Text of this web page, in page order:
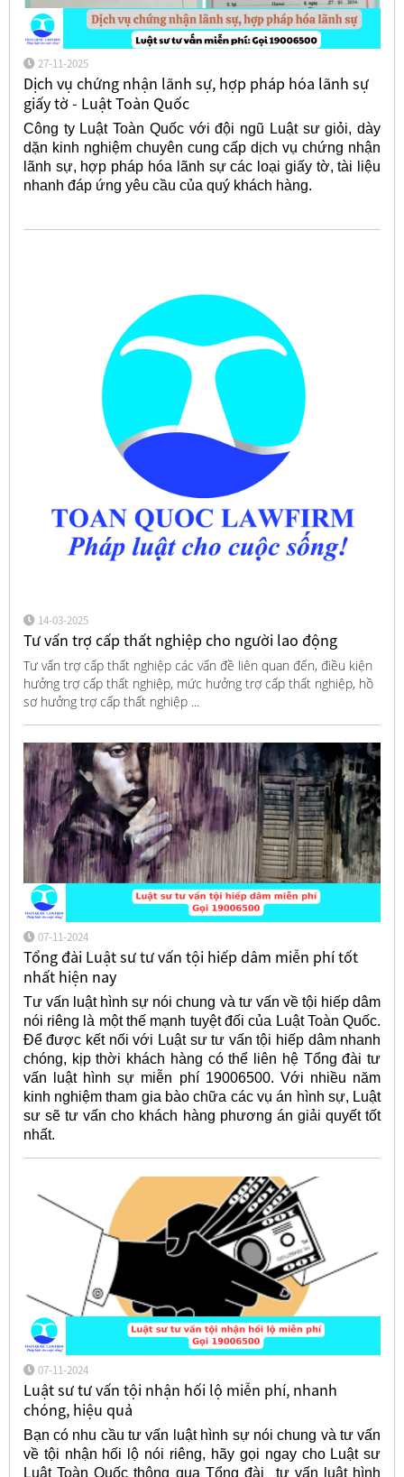
27-11-2025
Dịch vụ chứng nhận lãnh sự, hợp pháp hóa lãnh sự
giấy tờ - Luật Toàn Quốc
Công ty Luật Toàn Quốc với đội ngũ Luật sư giỏi, dày
dặn kinh nghiệm chuyên cung cấp dịch vụ chứng nhận
lãnh sự, hợp pháp hóa lãnh sự các loại giấy tờ, tài liệu
nhanh đáp ứng yêu cầu của quý khách hàng.
14-03-2025
Tư vấn trợ cấp thất nghiệp cho người lao động
Tư vấn trợ cấp thất nghiệp các vấn đề liên quan đến, điều kiện
hưởng trợ cấp thất nghiệp, mức hưởng trợ cấp thất nghiệp, hồ
sơ hưởng trợ cấp thất nghiệp ...
07-11-2024
Tổng đài Luật sư tư vấn tội hiếp dâm miễn phí tốt
nhất hiện nay
Tư vấn luật hình sự nói chung và tư vấn về tội hiếp dâm
nói riêng là một thế mạnh tuyệt đối của Luật Toàn Quốc.
Để được kết nối với Luật sư tư vấn tội hiếp dâm nhanh
chóng, kịp thời khách hàng có thể liên hệ Tổng đài tư
vấn luật hình sự miễn phí 19006500. Với nhiều năm
kinh nghiệm tham gia bào chữa các vụ án hình sự, Luật
sư sẽ tư vấn cho khách hàng phương án giải quyết tốt
nhất.
07-11-2024
Luật sư tư vấn tội nhận hối lộ miễn phí, nhanh
chóng, hiệu quả
Bạn có nhu cầu tư vấn luật hình sự nói chung và tư vấn
về tội nhận hối lộ nói riêng, hãy gọi ngay cho Luật sư
Luật Toàn Quốc thông qua Tổng đài tư vấn luật hình